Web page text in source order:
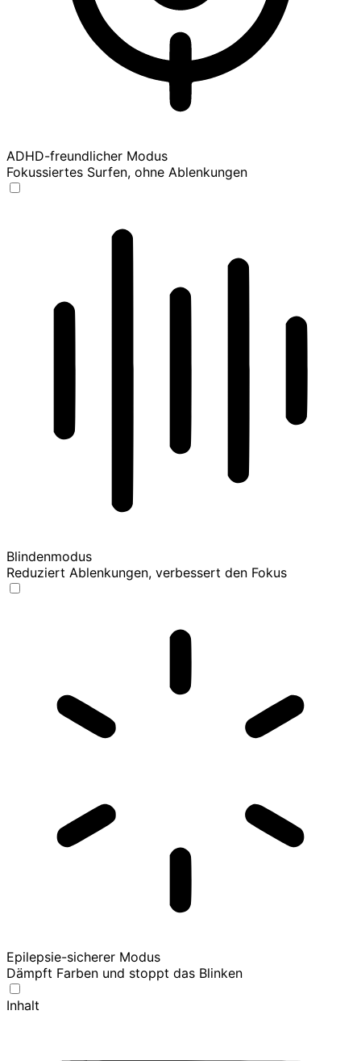
ADHD-freundlicher Modus
Fokussiertes Surfen, ohne Ablenkungen
Blindenmodus
Reduziert Ablenkungen, verbessert den Fokus
Epilepsie-sicherer Modus
Dämpft Farben und stoppt das Blinken
Inhalt